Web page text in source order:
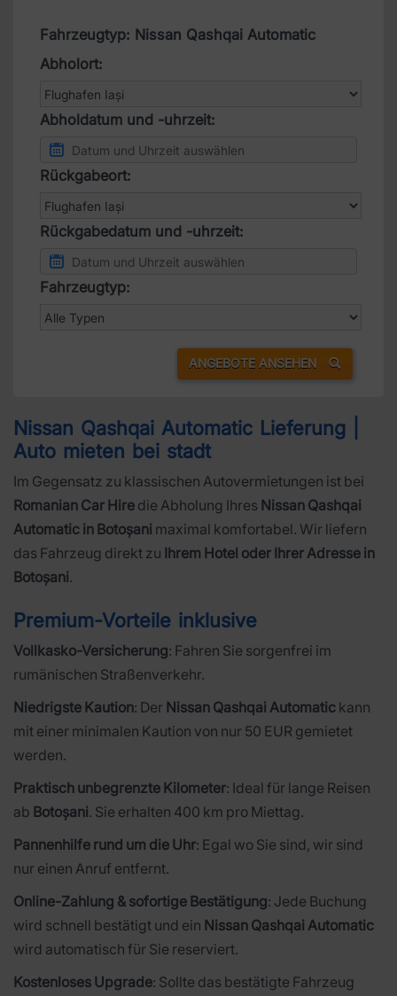
Fahrzeugtyp: Nissan Qashqai Automatic
Abholort:
Abholdatum und -uhrzeit:
Rückgabeort:
Rückgabedatum und -uhrzeit:
Fahrzeugtyp:
ANGEBOTE ANSEHEN
Nissan Qashqai Automatic Lieferung |
Auto mieten bei stadt
Im Gegensatz zu klassischen Autovermietungen ist bei
Romanian Car Hire die Abholung Ihres Nissan Qashqai
Automatic in Botoșani maximal komfortabel. Wir liefern
das Fahrzeug direkt zu Ihrem Hotel oder Ihrer Adresse in
Botoșani.
Premium-Vorteile inklusive
Vollkasko-Versicherung: Fahren Sie sorgenfrei im
rumänischen Straßenverkehr.
Niedrigste Kaution: Der Nissan Qashqai Automatic kann
mit einer minimalen Kaution von nur 50 EUR gemietet
werden.
Praktisch unbegrenzte Kilometer: Ideal für lange Reisen
ab Botoșani. Sie erhalten 400 km pro Miettag.
Pannenhilfe rund um die Uhr: Egal wo Sie sind, wir sind
nur einen Anruf entfernt.
Online-Zahlung & sofortige Bestätigung: Jede Buchung
wird schnell bestätigt und ein Nissan Qashqai Automatic
wird automatisch für Sie reserviert.
Kostenloses Upgrade: Sollte das bestätigte Fahrzeug